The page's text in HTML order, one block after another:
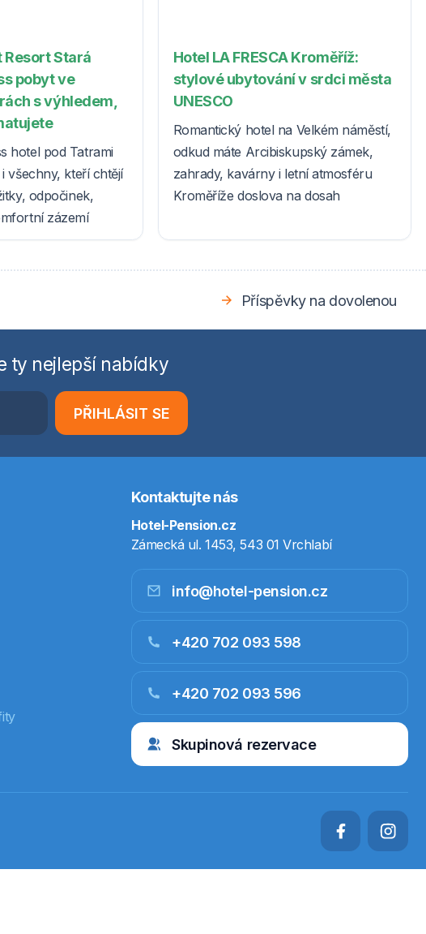
Resort Stará
pobyt ve
s výhledem,
hotel pod Tatrami
všechny, kteří chtějí
odpočinek,
zázemí
Hotel LA FRESCA Kroměříž:
stylové ubytování v srdci města
UNESCO
Romantický hotel na Velkém náměstí,
odkud máte Arcibiskupský zámek,
zahrady, kavárny i letní atmosféru
Kroměříže doslova na dosah
Příspěvky na dovolenou
ty nejlepší nabídky
PŘIHLÁSIT SE
Kontaktujte nás
Hotel-Pension.cz
Zámecká ul. 1453, 543 01 Vrchlabí
info@hotel-pension.cz
+420 702 093 598
+420 702 093 596
Skupinová rezervace